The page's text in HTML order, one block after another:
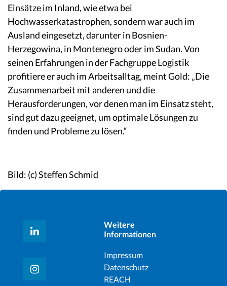
Einsätze im Inland, wie etwa bei
Hochwasserkatastrophen, sondern war auch im
Ausland eingesetzt, darunter in Bosnien-
Herzegowina, in Montenegro oder im Sudan. Von
seinen Erfahrungen in der Fachgruppe Logistik
profitiere er auch im Arbeitsalltag, meint Gold: „Die
Zusammenarbeit mit anderen und die
Herausforderungen, vor denen man im Einsatz steht,
sind gut dazu geeignet, um optimale Lösungen zu
finden und Probleme zu lösen.“
Bild: (c) Steffen Schmid
Weitere
Informationen
Impressum
Datenschutz
REACH